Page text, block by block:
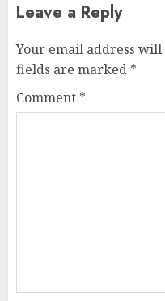
Leave a Reply
Your email address
fields are marked *
Comment *